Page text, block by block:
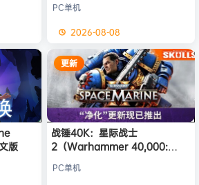
PC单机
2026-08-08
版
更新
战锤40K：星际战士
2（Warhammer 40,000:
版
PC单机